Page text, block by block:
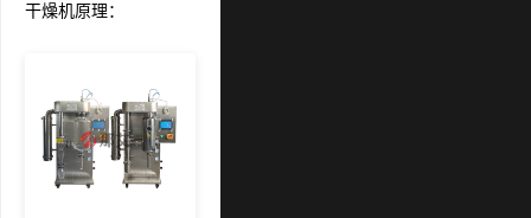
干燥机原理：